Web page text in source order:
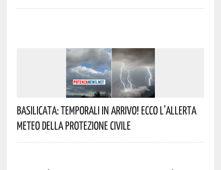
Basilicata: Temporali In Arrivo! Ecco L’allerta
Meteo Della Protezione Civile